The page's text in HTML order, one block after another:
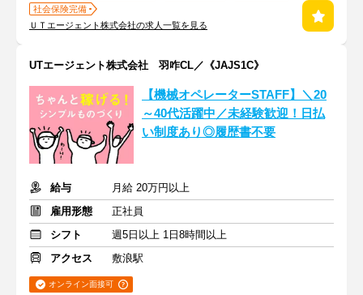
社会保険完備
ＵＴエージェント株式会社の求人一覧を見る
UTエージェント株式会社 羽咋CL／《JAJS1C》
【機械オペレーターSTAFF】＼20
～40代活躍中／未経験歓迎！日払
い制度あり◎履歴書不要
給与
月給 20万円以上
雇用形態
正社員
シフト
週5日以上 1日8時間以上
アクセス
敷浪駅
オンライン面接可